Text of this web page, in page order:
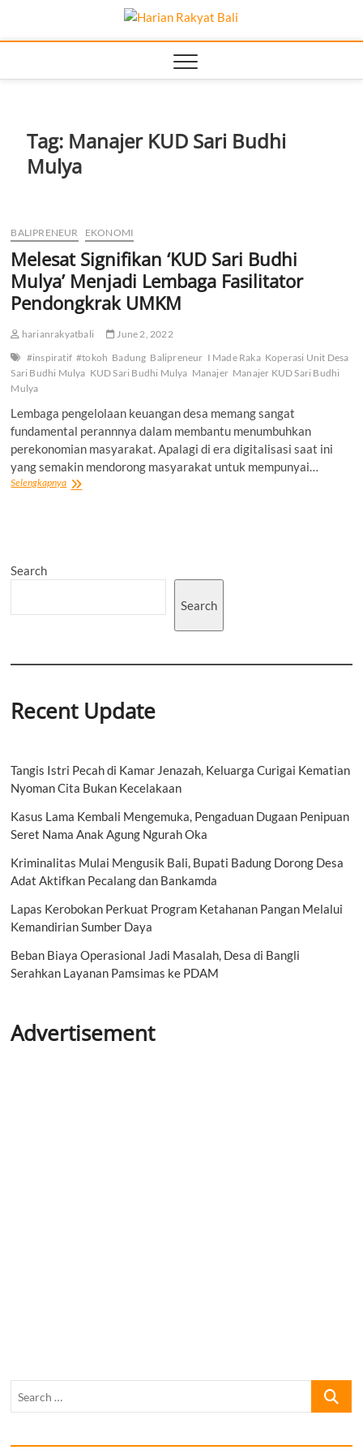
content
Harian
Rakyat
SEMANGAT
Tag: Manajer KUD Sari Budhi
Mulya
BALIPRENEUR EKONOMI
Melesat Signifikan ‘KUD Sari Budhi
Mulya’ Menjadi Lembaga Fasilitator
Pendongkrak UMKM
harianrakyatbali
June 2, 2022
#inspiratif #tokoh Badung Balipreneur I Made Raka Koperasi Unit Desa
Sari Budhi Mulya KUD Sari Budhi Mulya Manajer Manajer KUD Sari Budhi
Mulya
Lembaga pengelolaan keuangan desa memang sangat
fundamental perannnya dalam membantu menumbuhkan
perekonomian masyarakat. Apalagi di era digitalisasi saat ini
yang semakin mendorong masyarakat untuk mempunyai…
SelengkapnyaMelesat
Lembaga
Pendongkrak
Search
Search
Recent Update
Tangis Istri Pecah di Kamar Jenazah, Keluarga Curigai Kematian
Nyoman Cita Bukan Kecelakaan
Kasus Lama Kembali Mengemuka, Pengaduan Dugaan Penipuan
Seret Nama Anak Agung Ngurah Oka
Kriminalitas Mulai Mengusik Bali, Bupati Badung Dorong Desa
Adat Aktifkan Pecalang dan Bankamda
Lapas Kerobokan Perkuat Program Ketahanan Pangan Melalui
Kemandirian Sumber Daya
Beban Biaya Operasional Jadi Masalah, Desa di Bangli
Serahkan Layanan Pamsimas ke PDAM
Advertisement
Search